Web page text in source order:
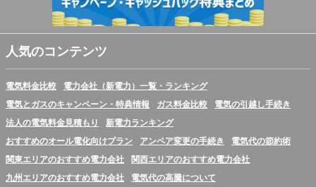
人気のコンテンツ
電気料金比較
電力会社（新電力）一覧・ランキング
電気とガスのキャンペーン・特典情報
ガス料金比較
電気の引越し手続き
法人の電気料金見積もり
新電力ランキング
おすすめのオール電化向けプラン
アンペア変更の手続き
電気代の節約術
関東エリアのおすすめ電力会社
関西エリアのおすすめ電力会社
九州エリアのおすすめ電力会社
電気代の高騰について